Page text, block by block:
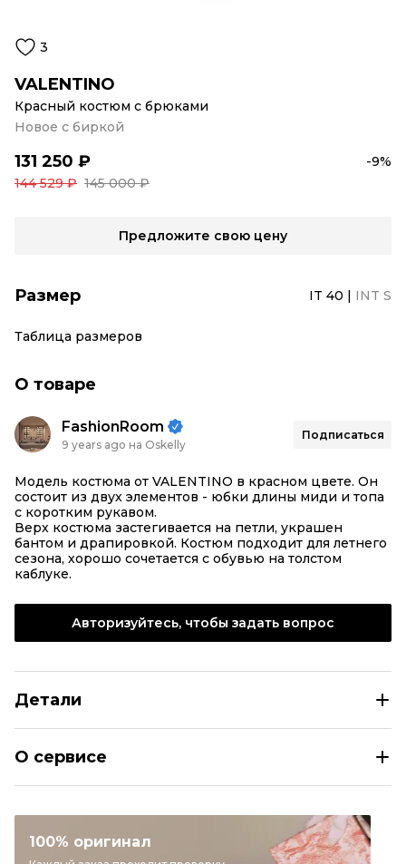
3
VALENTINO
Красный костюм с брюками
Новое с биркой
131 250 ₽
-9%
144 529 ₽ 145 000 ₽
Предложите свою цену
Размер IT 40 | INT S
Таблица размеров
О товаре
FashionRoom
9 years ago на Oskelly
Подписаться
Модель костюма от VALENTINO в красном цвете. Он
состоит из двух элементов - юбки длины миди и топа
с коротким рукавом.
Верх костюма застегивается на петли, украшен
бантом и драпировкой. Костюм подходит для летнего
сезона, хорошо сочетается с обувью на толстом
каблуке.
Авторизуйтесь, чтобы задать вопрос
Детали
Раздел
О сервисе
100% оригинал